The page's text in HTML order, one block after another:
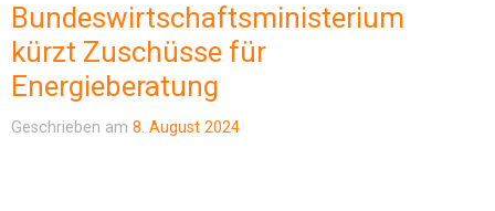
GESCHÄFTSSTELLE
Bundeswirtschaftsministerium
kürzt Zuschüsse für
Energieberatung
Geschrieben am 8. August 2024